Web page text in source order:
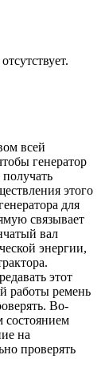
всей
генератор
этого
для
связывает
вал
энергии,
этот
работы ремень
Во-
состоянием
на
проверять